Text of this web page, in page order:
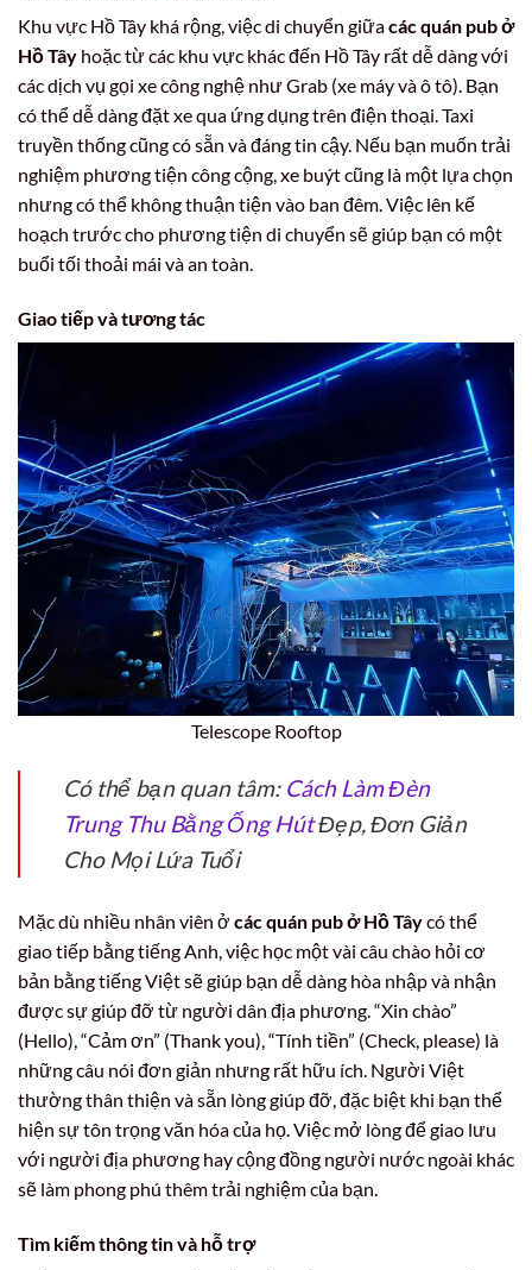
Khu vực Hồ Tây khá rộng, việc di chuyển giữacác quán pub ở
Hồ Tây hoặc từ các khu vực khác đến Hồ Tây rất dễ dàng với
các dịch vụ gọi xe công nghệ như Grab (xe máy và ô tô). Bạn
có thể dễ dàng đặt xe qua ứng dụng trên điện thoại. Taxi
truyền thống cũng có sẵn và đáng tin cậy. Nếu bạn muốn trải
nghiệm phương tiện công cộng, xe buýt cũng là một lựa chọn
nhưng có thể không thuận tiện vào ban đêm. Việc lên kế
hoạch trước cho phương tiện di chuyển sẽ giúp bạn có một
buổi tối thoải mái và an toàn.
Giao tiếp và tương tác
Telescope Rooftop
Có thể bạn quan tâm: Cách Làm Đèn
Trung Thu Bằng Ống HútĐẹp, Đơn Giản
Cho Mọi Lứa Tuổi
Mặc dù nhiều nhân viên ở các quán pub ở Hồ Tâycó thể
giao tiếp bằng tiếng Anh, việc học một vài câu chào hỏi cơ
bản bằng tiếng Việt sẽ giúp bạn dễ dàng hòa nhập và nhận
được sự giúp đỡ từ người dân địa phương. “Xin chào”
(Hello), “Cảm ơn” (Thank you), “Tính tiền” (Check, please) là
những câu nói đơn giản nhưng rất hữu ích. Người Việt
thường thân thiện và sẵn lòng giúp đỡ, đặc biệt khi bạn thể
hiện sự tôn trọng văn hóa của họ. Việc mở lòng để giao lưu
với người địa phương hay cộng đồng người nước ngoài khác
sẽ làm phong phú thêm trải nghiệm của bạn.
Tìm kiếm thông tin và hỗ trợ